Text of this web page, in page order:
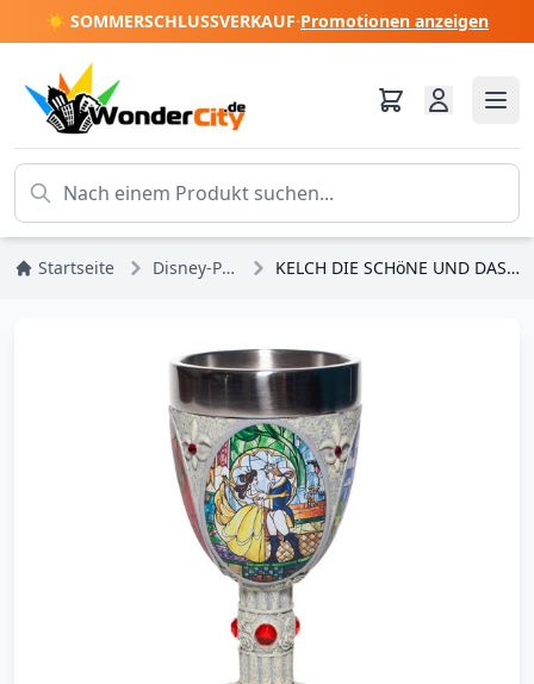
☀️ SOMMERSCHLUSSVERKAUF·Promotionen anzeigen
Startseite Disney-Prinzessinnen KELCH DIE SCHöNE UND DAS BIEST – DISNEY SHOWCASE